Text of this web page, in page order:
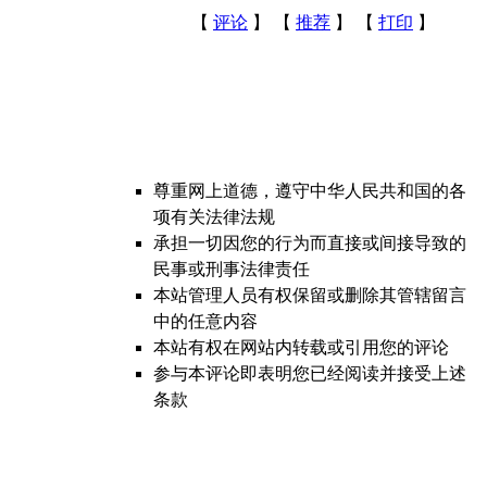
【 评论 】 【 推荐 】 【 打印 】
尊重网上道德，遵守中华人民共和国的各
项有关法律法规
承担一切因您的行为而直接或间接导致的
民事或刑事法律责任
本站管理人员有权保留或删除其管辖留言
中的任意内容
本站有权在网站内转载或引用您的评论
参与本评论即表明您已经阅读并接受上述
条款